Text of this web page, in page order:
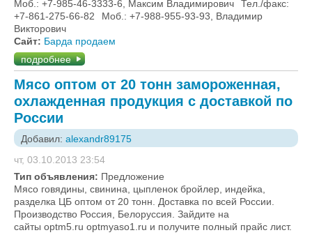
Моб.: +7-985-46-3333-6, Максим Владимирович
Тел./факс:
+7-861-275-66-82
Моб.: +7-988-955-93-93, Владимир
Викторович
Сайт: Барда продаем
подробнее
Мясо оптом от 20 тонн замороженная,
охлажденная продукция с доставкой по
России
Добавил: alexandr89175
чт, 03.10.2013 23:54
Тип объявления: Предложение
Мясо говядины, свинина, цыпленок бройлер, индейка,
разделка ЦБ оптом от 20 тонн. Доставка по всей России.
Производство Россия, Белоруссия. Зайдите на
сайты optm5.ru optmyaso1.ru и получите полный прайс лист.